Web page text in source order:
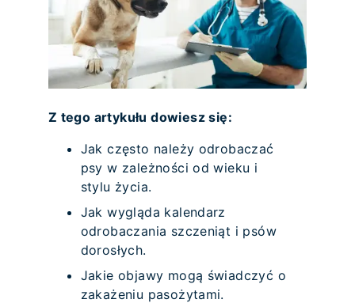
Z tego artykułu dowiesz się:
Jak często należy odrobaczać
psy w zależności od wieku i
stylu życia.
Jak wygląda kalendarz
odrobaczania szczeniąt i psów
dorosłych.
Jakie objawy mogą świadczyć o
zakażeniu pasożytami.